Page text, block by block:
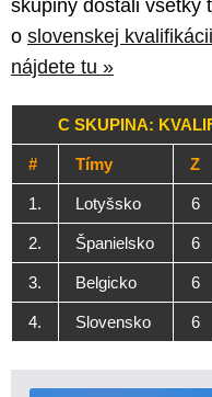
skupiny dostali všetky
o slovenskej
nájdete tu »
C SKUPINA:
# Tímy Z
1. Lotyšsko 6
2. Španielsko 6
3. Belgicko 6
4. Slovensko 6